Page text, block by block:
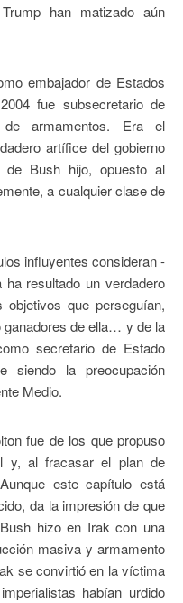
han matizado aún
embajador de Estados
fue subsecretario de
armamentos. Era el
artífice del gobierno
Bush hijo, opuesto al
a cualquier clase de
influyentes consideran -
resultado un verdadero
que perseguían,
ganadores de ella… y de la
secretario de Estado
siendo la preocupación
Medio.
fue de los que propuso
y, al fracasar el plan de
este capítulo está
da la impresión de que
hizo en Irak con una
masiva y armamento
se convirtió en la víctima
habían urdido